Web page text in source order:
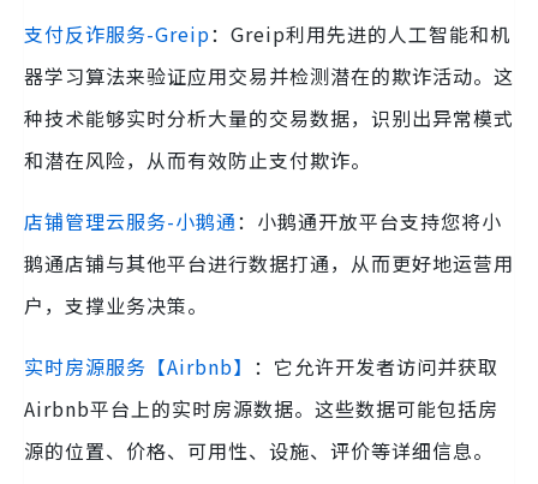
支付反诈服务-Greip：Greip利用先进的人工智能和机
器学习算法来验证应用交易并检测潜在的欺诈活动。这
种技术能够实时分析大量的交易数据，识别出异常模式
和潜在风险，从而有效防止支付欺诈。
店铺管理云服务-小鹅通：小鹅通开放平台支持您将小
鹅通店铺与其他平台进行数据打通，从而更好地运营用
户，支撑业务决策。
实时房源服务【Airbnb】 ：它允许开发者访问并获取
Airbnb平台上的实时房源数据。这些数据可能包括房
源的位置、价格、可用性、设施、评价等详细信息。